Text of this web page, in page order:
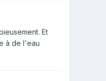
Et
à de l'eau